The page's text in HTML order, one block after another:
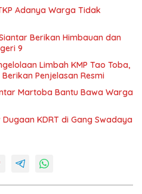
Adanya Warga Tidak
Berikan Himbauan dan
9
Limbah KMP Tao Toba,
Penjelasan Resmi
Martoba Bantu Bawa Warga
KDRT di Gang Swadaya